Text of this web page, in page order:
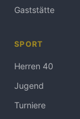
Gaststätte
SPORT
Herren 40
Jugend
Turniere